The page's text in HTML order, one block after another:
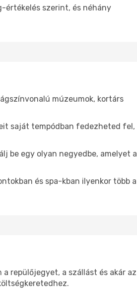
értékelés szerint, és néhány
múzeumok, kortárs
saját tempódban fedezheted fel,
be egy olyan negyedbe, amelyet a
és spa-kban ilyenkor több a
repülőjegyet, a szállást és akár az